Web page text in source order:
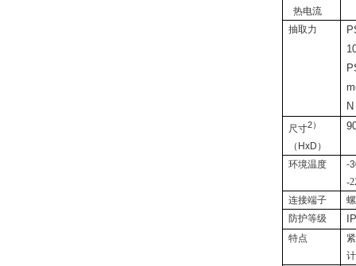
热电流
抽取力
N
尺寸2）
（ HxD ）
环境温度 -3
-
连接端子
防护等级
特点
计